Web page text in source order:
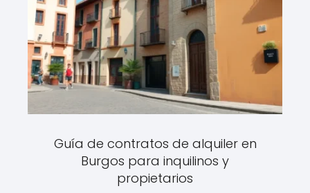
Guía de contratos de alquiler en
Burgos para inquilinos y
propietarios